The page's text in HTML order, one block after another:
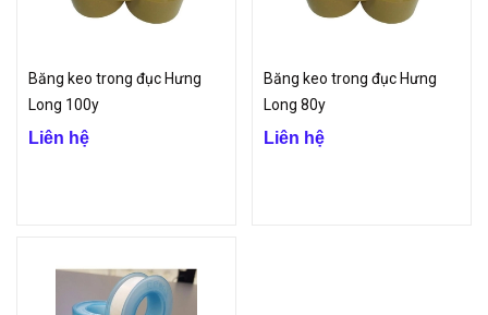
Băng keo trong đục Hưng
Long 100y
Liên hệ
Băng keo trong đục Hưng
Long 80y
Liên hệ